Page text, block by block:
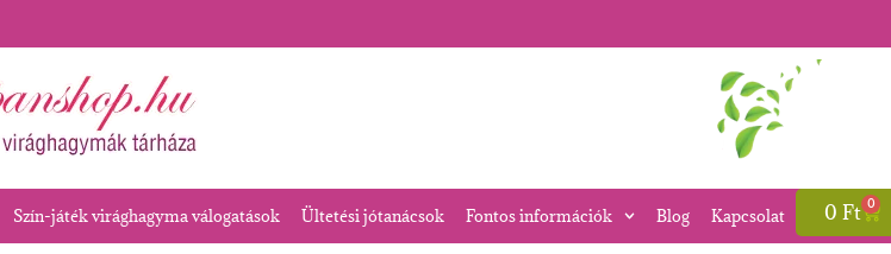
Szín-játék virághagyma válogatások Ültetési jótanácsok Fontos információk Blog Kapcsolat 0Ft 0